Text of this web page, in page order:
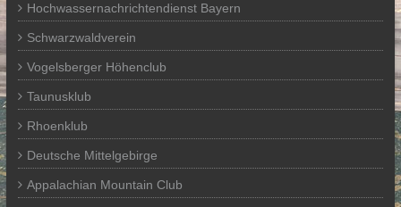
Hochwassernachrichtendienst Bayern
Schwarzwaldverein
Vogelsberger Höhenclub
Taunusklub
Rhoenklub
Deutsche Mittelgebirge
Appalachian Mountain Club